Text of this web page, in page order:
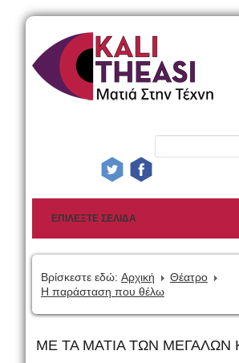
Βρίσκεστε εδώ: Αρχική
Θέατρο
Η παράσταση που θέλω
ΜΕ ΤΑ ΜΑΤΙΑ ΤΩΝ ΜΕΓΑΛΩΝ